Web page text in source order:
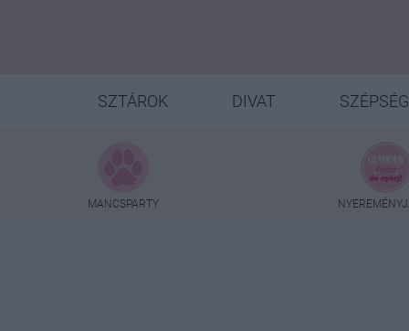
SZTÁROK DIVAT SZÉPSÉG
MANCSPARTY